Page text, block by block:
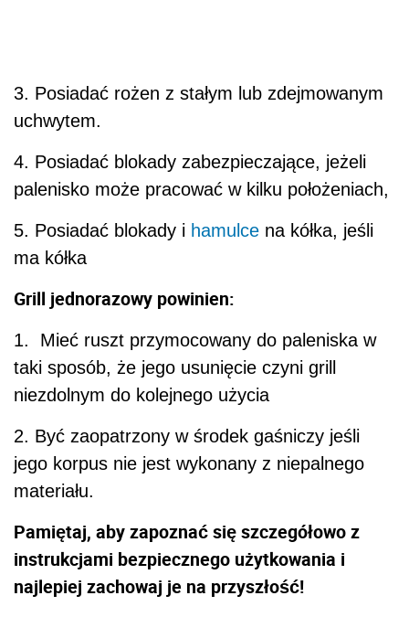
3. Posiadać rożen z stałym lub zdejmowanym
uchwytem.
4. Posiadać blokady zabezpieczające, jeżeli
palenisko może pracować w kilku położeniach,
5. Posiadać blokady i hamulce na kółka, jeśli
ma kółka
Grill jednorazowy powinien:
1. Mieć ruszt przymocowany do paleniska w
taki sposób, że jego usunięcie czyni grill
niezdolnym do kolejnego użycia
2. Być zaopatrzony w środek gaśniczy jeśli
jego korpus nie jest wykonany z niepalnego
materiału.
Pamiętaj, aby zapoznać się szczegółowo z
instrukcjami bezpiecznego użytkowania i
najlepiej zachowaj je na przyszłość!